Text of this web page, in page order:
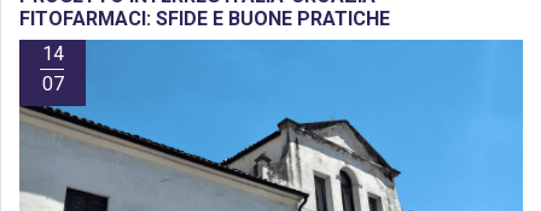
FITOFARMACI: SFIDE E BUONE PRATICHE
14
07